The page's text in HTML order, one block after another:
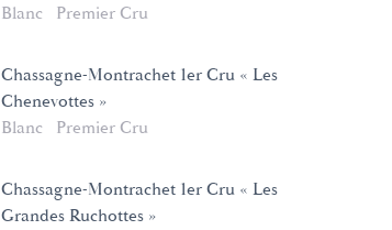
Blanc
Premier Cru
Chassagne-Montrachet 1er Cru « Les
Chenevottes »
Blanc
Premier Cru
Chassagne-Montrachet 1er Cru « Les
Grandes Ruchottes »